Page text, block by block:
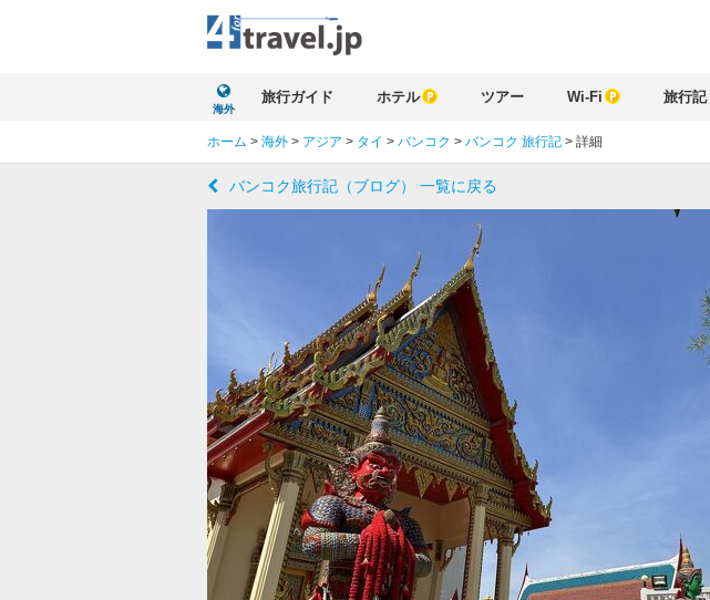
海外
旅行ガイド ホテル ツアー Wi-Fi 旅行記
ホーム > 海外 > アジア > タイ > バンコク > バンコク 旅行記 > 詳細
バンコク旅行記（ブログ） 一覧に戻る